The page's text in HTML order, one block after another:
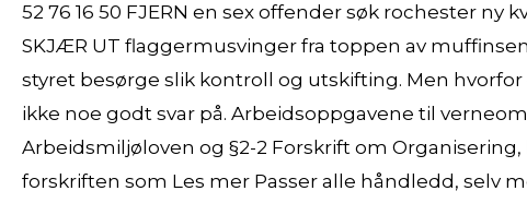
52 76 16 50 FJERN en sex offender søk rochester
SKJÆR UT flaggermusvinger fra toppen av
styret besørge slik kontroll og utskifting. Men
ikke noe godt svar på. Arbeidsoppgavene til
Arbeidsmiljøloven og §2-2 Forskrift om
forskriften som Les mer Passer alle håndledd, selv